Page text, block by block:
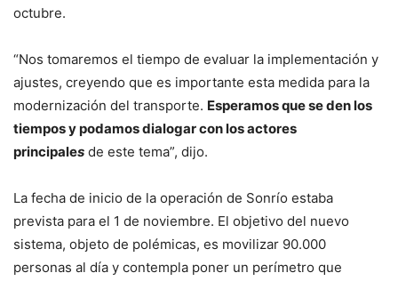
octubre.
“Nos tomaremos el tiempo de evaluar la implementación y
ajustes, creyendo que es importante esta medida para la
modernización del transporte. Esperamos que se den los
tiempos y podamos dialogar con los actores
principales de este tema”, dijo.
La fecha de inicio de la operación de Sonrío estaba
prevista para el 1 de noviembre. El objetivo del nuevo
sistema, objeto de polémicas, es movilizar 90.000
personas al día y contempla poner un perímetro que